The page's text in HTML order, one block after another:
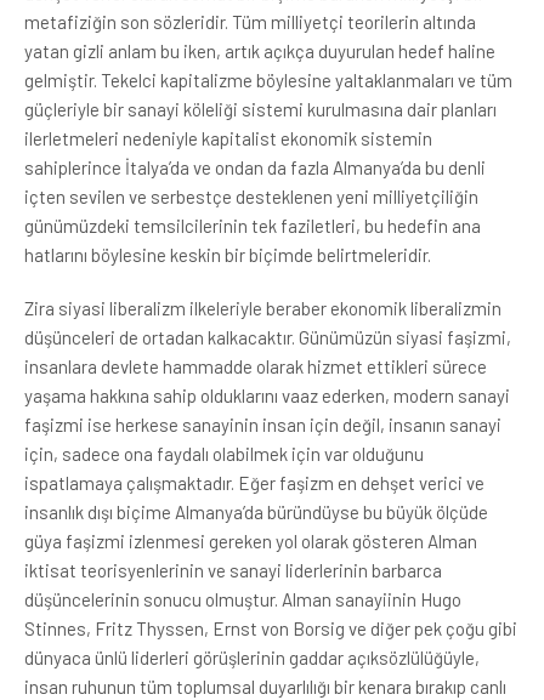
metafiziğin son sözleridir. Tüm milliyetçi teorilerin altında
yatan gizli anlam bu iken, artık açıkça duyurulan hedef haline
gelmiştir. Tekelci kapitalizme böylesine yaltaklanmaları ve tüm
güçleriyle bir sanayi köleliği sistemi kurulmasına dair planları
ilerletmeleri nedeniyle kapitalist ekonomik sistemin
sahiplerince İtalya’da ve ondan da fazla Almanya’da bu denli
içten sevilen ve serbestçe desteklenen yeni milliyetçiliğin
günümüzdeki temsilcilerinin tek faziletleri, bu hedefin ana
hatlarını böylesine keskin bir biçimde belirtmeleridir.
Zira siyasi liberalizm ilkeleriyle beraber ekonomik liberalizmin
düşünceleri de ortadan kalkacaktır. Günümüzün siyasi faşizmi,
insanlara devlete hammadde olarak hizmet ettikleri sürece
yaşama hakkına sahip olduklarını vaaz ederken, modern sanayi
faşizmi ise herkese sanayinin insan için değil, insanın sanayi
için, sadece ona faydalı olabilmek için var olduğunu
ispatlamaya çalışmaktadır. Eğer faşizm en dehşet verici ve
insanlık dışı biçime Almanya’da büründüyse bu büyük ölçüde
güya faşizmi izlenmesi gereken yol olarak gösteren Alman
iktisat teorisyenlerinin ve sanayi liderlerinin barbarca
düşüncelerinin sonucu olmuştur. Alman sanayiinin Hugo
Stinnes, Fritz Thyssen, Ernst von Borsig ve diğer pek çoğu gibi
dünyaca ünlü liderleri görüşlerinin gaddar açıksözlülüğüyle,
insan ruhunun tüm toplumsal duyarlılığı bir kenara bırakıp canlı